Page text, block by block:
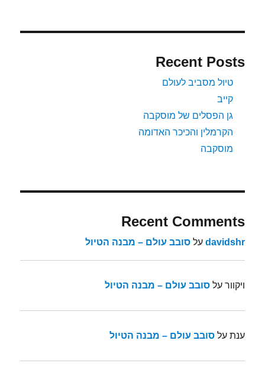
Recent Posts
טיול מסביב לעולם
קייב
גן הפסלים של מוסקבה
הקרמלין והכיכר האדומה
מוסקבה
Recent Comments
davidshr עלסובב עולם – מבנה הטיול
ויקוור עלסובב עולם – מבנה הטיול
ענת עלסובב עולם – מבנה הטיול